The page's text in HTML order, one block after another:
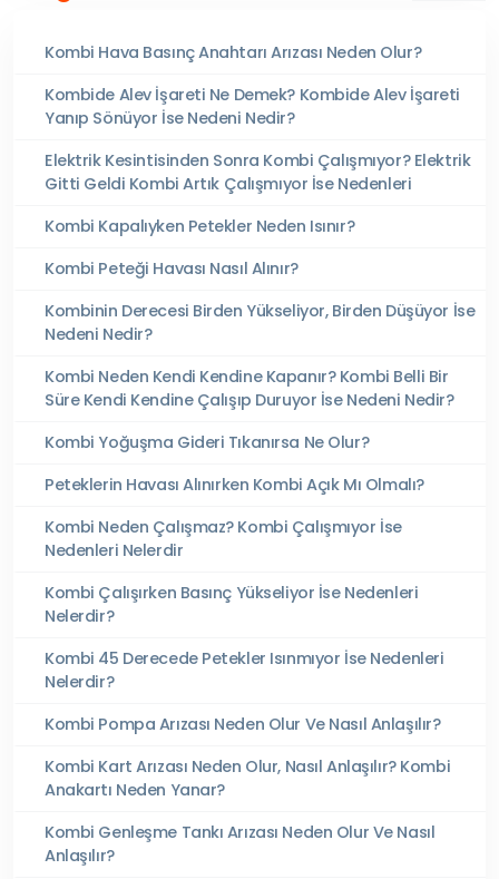
Kombi Hava Basınç Anahtarı Arızası Neden Olur?
Kombide Alev İşareti Ne Demek? Kombide Alev İşareti
Yanıp Sönüyor İse Nedeni Nedir?
Elektrik Kesintisinden Sonra Kombi Çalışmıyor? Elektrik
Gitti Geldi Kombi Artık Çalışmıyor İse Nedenleri
Kombi Kapalıyken Petekler Neden Isınır?
Kombi Peteği Havası Nasıl Alınır?
Kombinin Derecesi Birden Yükseliyor, Birden Düşüyor İse
Nedeni Nedir?
Kombi Neden Kendi Kendine Kapanır? Kombi Belli Bir
Süre Kendi Kendine Çalışıp Duruyor İse Nedeni Nedir?
Kombi Yoğuşma Gideri Tıkanırsa Ne Olur?
Peteklerin Havası Alınırken Kombi Açık Mı Olmalı?
Kombi Neden Çalışmaz? Kombi Çalışmıyor İse
Nedenleri Nelerdir
Kombi Çalışırken Basınç Yükseliyor İse Nedenleri
Nelerdir?
Kombi 45 Derecede Petekler Isınmıyor İse Nedenleri
Nelerdir?
Kombi Pompa Arızası Neden Olur Ve Nasıl Anlaşılır?
Kombi Kart Arızası Neden Olur, Nasıl Anlaşılır? Kombi
Anakartı Neden Yanar?
Kombi Genleşme Tankı Arızası Neden Olur Ve Nasıl
Anlaşılır?